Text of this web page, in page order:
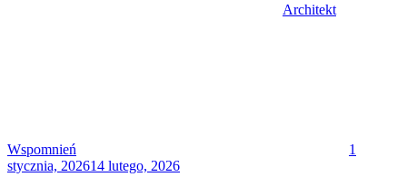
Architekt
Wspomnień
1
stycznia, 202614 lutego, 2026